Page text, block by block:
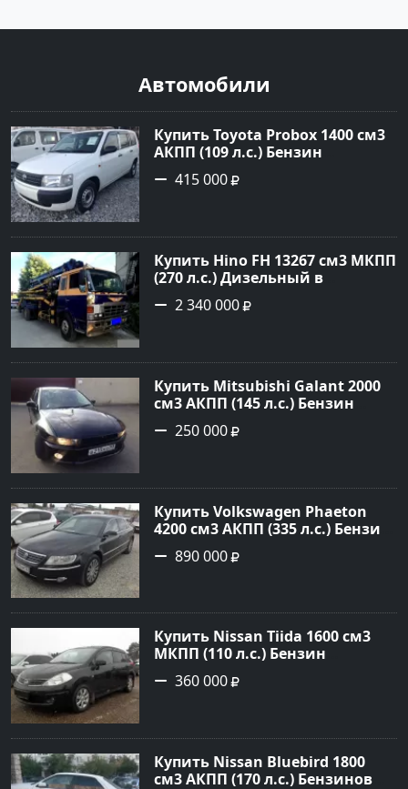
Автомобили
Купить Toyota Probox 1400 см3
АКПП (109 л.с.) Бензин
инжектор в Новороссийск:
цвет белый Универсал 2010
Авторынок23
415 000
Купить Hino FH 13267 см3 МКПП
(270 л.с.) Дизельный в
г.Краснодар: цвет Синий
Грузовые шасси 1992 года по
Авторынок23
2 340 000
Купить Mitsubishi Galant 2000
см3 АКПП (145 л.с.) Бензин
инжектор в Краснодар: цвет
черный Седан 2000 года по
Авторынок23
250 000
Купить Volkswagen Phaeton
4200 см3 АКПП (335 л.с.) Бензин
инжектор в Новороссийск:
цвет черный металлик Седан
сайте Авторынок23
890 000
Купить Nissan Tiida 1600 см3
МКПП (110 л.с.) Бензин
инжектор в Армавир: цвет
черный Хетчбэк 2008 года по
Авторынок23
360 000
Купить Nissan Bluebird 1800
см3 АКПП (170 л.с.) Бензиновый